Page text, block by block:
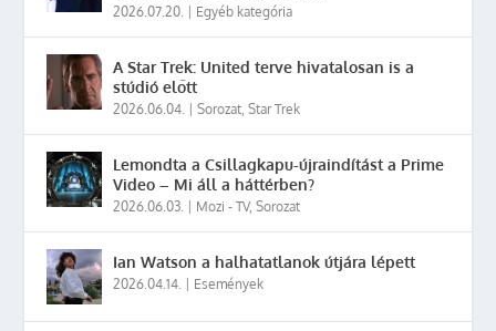
2026.07.20. | Egyéb kategória
A Star Trek: United terve hivatalosan is a
stúdió előtt
2026.06.04. |Sorozat ,Star Trek
Lemondta a Csillagkapu-újraindítást a Prime
Video – Mi áll a háttérben?
2026.06.03. | Mozi - TV,Sorozat
Ian Watson a halhatatlanok útjára lépett
2026.04.14. | Események